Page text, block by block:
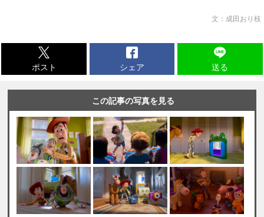
文：成田おり枝
ポスト シェア 送る
この記事の写真を見る